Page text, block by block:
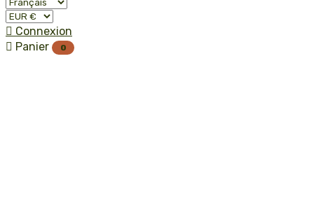
 Connexion
 Panier 0